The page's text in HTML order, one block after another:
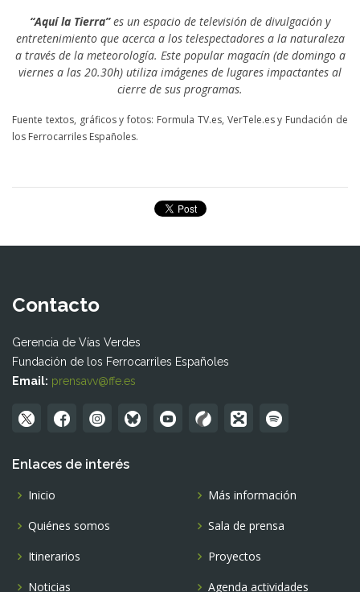
“Aquí la Tierra”es un espacio de televisión de divulgación y
entretenimiento que acerca a los telespectadores a la naturaleza
a través de la meteorología. Este popular magacín (de domingo a
viernes a las 20.30h) utiliza imágenes de lugares impactantes al
cierre de sus programas.
Fuente textos, gráficos y fotos: Formula TV.es, VerTele.es y Fundación de
los Ferrocarriles Españoles.
Contacto
Gerencia de Vías Verdes
Fundación de los Ferrocarriles Españoles
Email: prensavv@ffe.es
Enlaces de interés
Inicio
Quiénes somos
Itinerarios
Noticias
Más información
Sala de prensa
Proyectos
Agenda actividades